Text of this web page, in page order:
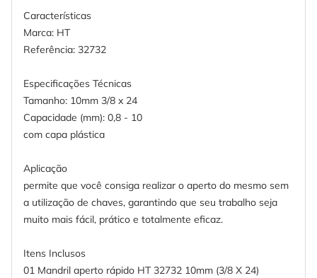
Características
Marca: HT
Referência: 32732
Especificações Técnicas
Tamanho: 10mm 3/8 x 24
Capacidade (mm): 0,8 - 10
com capa plástica
Aplicação
permite que você consiga realizar o aperto do mesmo sem
a utilização de chaves, garantindo que seu trabalho seja
muito mais fácil, prático e totalmente eficaz.
Itens Inclusos
01 Mandril aperto rápido HT 32732 10mm (3/8 X 24)